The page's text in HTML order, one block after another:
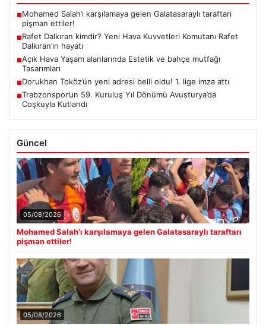
■Mohamed Salah’ı karşılamaya gelen Galatasaraylı taraftarı
pişman ettiler!
■Rafet Dalkıran kimdir? Yeni Hava Kuvvetleri Komutanı Rafet
Dalkıran’ın hayatı
■Açık Hava Yaşam alanlarında Estetik ve bahçe mutfağı
Tasarımları
■Dorukhan Toköz’ün yeni adresi belli oldu! 1. lige imza attı
■Trabzonspor’un 59. Kuruluş Yıl Dönümü Avusturya’da
Coşkuyla Kutlandı
Güncel
05/08/2026
Mohamed Salah’ı karşılamaya gelen Galatasaraylı taraftarı
pişman ettiler!
05/08/2026